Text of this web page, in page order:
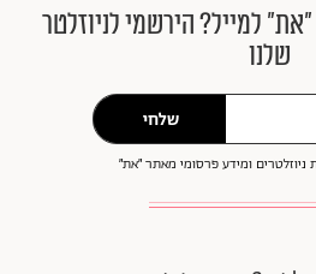
למייל? הירשמי לניוזלטר
שלנו
שלחי
ומידע פרסומי מאתר ״את״